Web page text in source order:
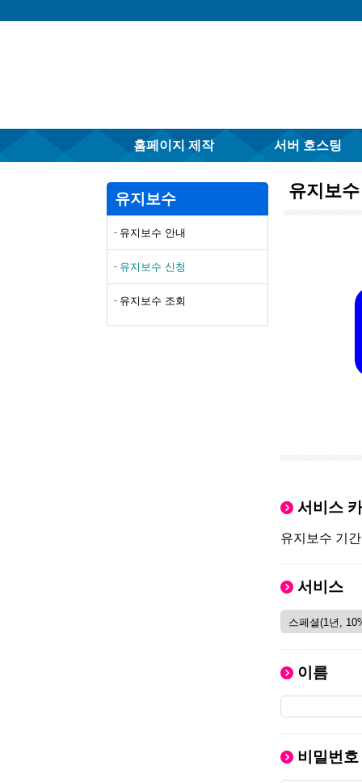
홈페이지 제작 서버 호스팅
유지보
유지보수
유지보수 안내
유지보수 신청
유지보수 조회
서비스
유지보수 기
서비스
이름
비밀번호